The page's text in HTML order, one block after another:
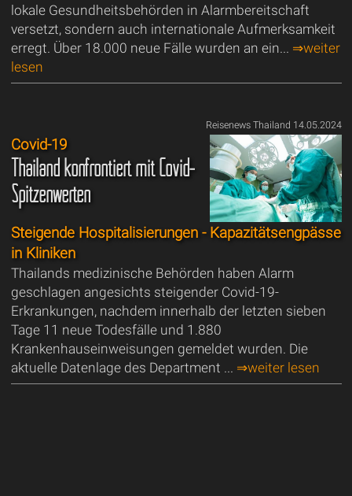
lokale Gesundheitsbehörden in Alarmbereitschaft
versetzt, sondern auch internationale Aufmerksamkeit
erregt. Über 18.000 neue Fälle wurden an ein... ⇒weiter
lesen
Reisenews Thailand 14.05.2024
Covid-19
Thailand konfrontiert mit Covid-
Spitzenwerten
Steigende Hospitalisierungen - Kapazitätsengpässe
in Kliniken
Thailands medizinische Behörden haben Alarm
geschlagen angesichts steigender Covid-19-
Erkrankungen, nachdem innerhalb der letzten sieben
Tage 11 neue Todesfälle und 1.880
Krankenhauseinweisungen gemeldet wurden. Die
aktuelle Datenlage des Department ... ⇒weiter lesen